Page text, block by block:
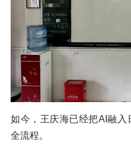
如今，王庆海已经把AI融
全流程。